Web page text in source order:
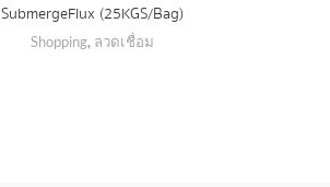
Submerge Flux (25 KGS/Bag)
Shopping, ลวดเชื่อม